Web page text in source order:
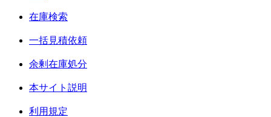
在庫検索
一括見積依頼
余剰在庫処分
本サイト説明
利用規定